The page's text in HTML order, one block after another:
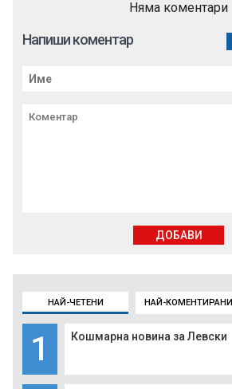
НАЙ-ЧЕТЕНИ НАЙ-КОМЕНТИРАНИ
1 Кошмарна новина за Левски
Няма коментари
Напиши коментар
ДОБАВИ